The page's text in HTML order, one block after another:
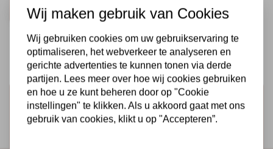
Snel toevoegen
Schrijf je in voor de nieuwsbrief
Ontvang als eerste onze actie en nieuwe producten
Wij maken gebruik van Cookies
Wij gebruiken cookies om uw gebruikservaring te
optimaliseren, het webverkeer te analyseren en
gerichte advertenties te kunnen tonen via derde
partijen. Lees meer over hoe wij cookies gebruiken
en hoe u ze kunt beheren door op "Cookie
instellingen" te klikken. Als u akkoord gaat met ons
gebruik van cookies, klikt u op "Accepteren”.